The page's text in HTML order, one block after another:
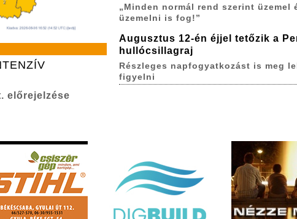
előrejelzése
„Minden normál rend szerint üzemel
üzemelni is fog!”
Augusztus 12-én éjjel tetőzik a
hullócsillagraj
Részleges napfogyatkozást is meg
figyelni